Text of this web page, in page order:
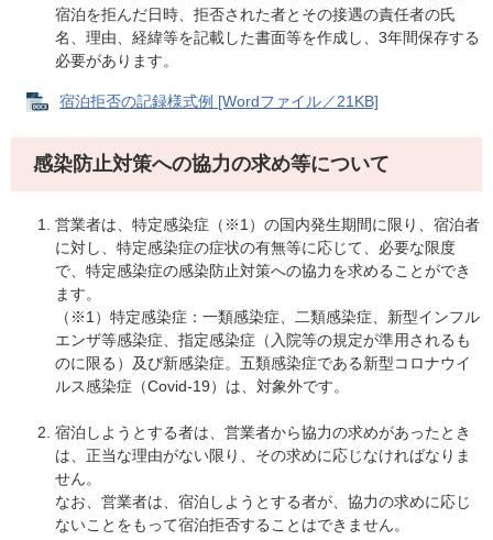
宿泊を拒んだ日時、拒否された者とその接遇の責任者の氏
名、理由、経緯等を記載した書面等を作成し、3年間保存する
必要があります。
宿泊拒否の記録様式例 [Wordファイル／21KB]
感染防止対策への協力の求め等について
営業者は、特定感染症（※1）の国内発生期間に限り、宿泊者
に対し、特定感染症の症状の有無等に応じて、必要な限度
で、特定感染症の感染防止対策への協力を求めることができ
ます。
（※1）特定感染症：一類感染症、二類感染症、新型インフル
エンザ等感染症、指定感染症（入院等の規定が準用されるも
のに限る）及び新感染症。五類感染症である新型コロナウイ
ルス感染症（Covid-19）は、対象外です。
宿泊しようとする者は、営業者から協力の求めがあったとき
は、正当な理由がない限り、その求めに応じなければなりま
せん。
なお、営業者は、宿泊しようとする者が、協力の求めに応じ
ないことをもって宿泊拒否することはできません。